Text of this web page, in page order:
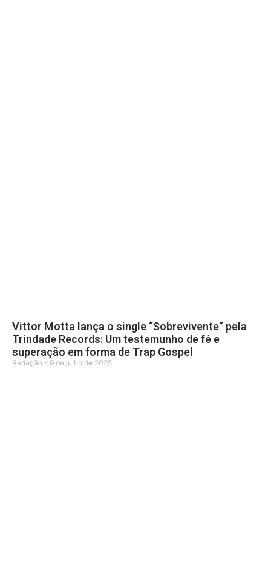
Vittor Motta lança o single “Sobrevivente” pela
Trindade Records: Um testemunho de fé e
superação em forma de Trap Gospel
Redação 9 de julho de 2025